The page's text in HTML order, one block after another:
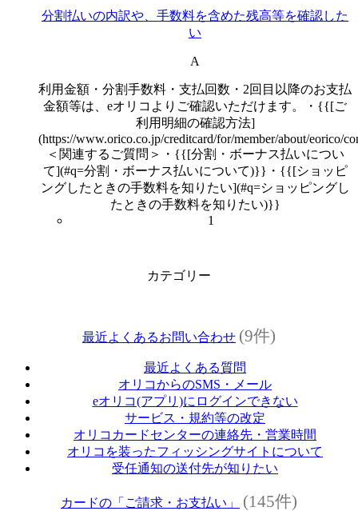
分割払いの内訳や、手数料を含めた残高等を確認した
い
A
利用金額・分割手数料・支払回数・2回目以降のお支払
金額等は、eオリコよりご確認いただけます。・{{[ご
利用明細の確認方法]
(https://www.orico.co.jp/creditcard/for/member/about/eorico/
＜関連するご質問＞・{{[分割・ボーナス払いについ
て](#q=分割・ボーナス払いについて)}}・{{[ショッピ
ングしたときの手数料を知りたい](#q=ショッピングし
たときの手数料を知りたい)}}
1
カテゴリー
最近よくあるお問い合わせ (9件)
最近よくある質問
オリコからのSMS・メール
eオリコ(アプリ)にログインできない
サービス・規約等の改定
オリコカードセンターの連絡先・営業時間
オリコを装ったフィッシングサイトについて
受任通知の送付先が知りたい
カードの「ご請求・お支払い」 (145件)